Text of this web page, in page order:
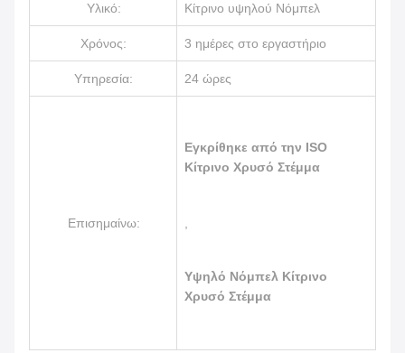
Υλικό: Κίτρινο υψηλού Νόμπελ
Χρόνος: 3 ημέρες στο εργαστήριο
Υπηρεσία: 24 ώρες
Επισημαίνω:
Εγκρίθηκε από την ISO
Κίτρινο Χρυσό Στέμμα
Υψηλό Νόμπελ Κίτρινο
Χρυσό Στέμμα